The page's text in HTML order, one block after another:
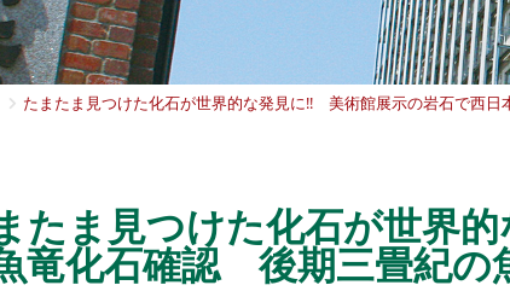
たまたま見つけた化石が世界的な発見に!! 美術館展示の岩石で西
たま見つけた化石が世界
竜化石確認 後期三畳紀の